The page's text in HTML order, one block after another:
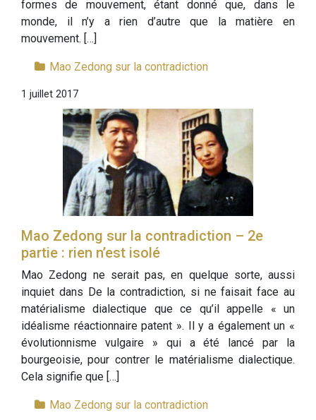
formes de mouvement, étant donné que, dans le
monde, il n’y a rien d’autre que la matière en
mouvement. […]
Mao Zedong sur la contradiction
1 juillet 2017
Mao Zedong sur la contradiction – 2e
partie : rien n’est isolé
Mao Zedong ne serait pas, en quelque sorte, aussi
inquiet dans De la contradiction, si ne faisait face au
matérialisme dialectique que ce qu’il appelle « un
idéalisme réactionnaire patent ». Il y a également un «
évolutionnisme vulgaire » qui a été lancé par la
bourgeoisie, pour contrer le matérialisme dialectique.
Cela signifie que […]
Mao Zedong sur la contradiction